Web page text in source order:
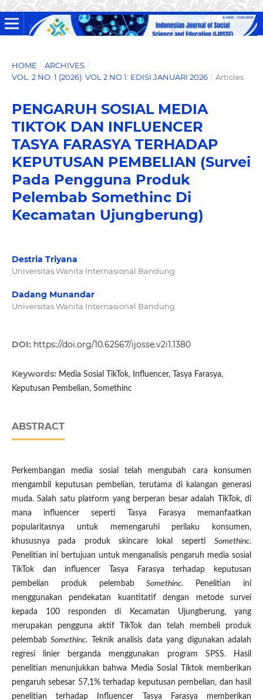
HOME / ARCHIVES /
VOL. 2 NO. 1 (2026): VOL 2 NO 1: EDISI JANUARI 2026 / Articles
PENGARUH SOSIAL MEDIA
TIKTOK DAN INFLUENCER
TASYA FARASYA TERHADAP
KEPUTUSAN PEMBELIAN (Survei
Pada Pengguna Produk
Pelembab Somethinc Di
Kecamatan Ujungberung)
Destria Triyana
Universitas Wanita Internasional Bandung
Dadang Munandar
Universitas Wanita Internasional Bandung
DOI: https://doi.org/10.62567/ijosse.v2i1.1380
Keywords: Media Sosial TikTok, Influencer, Tasya Farasya,
Keputusan Pembelian, Somethinc
ABSTRACT
Perkembangan media sosial telah mengubah cara konsumen
mengambil keputusan pembelian, terutama di kalangan generasi
muda. Salah satu platform yang berperan besar adalah TikTok, di
mana influencer seperti Tasya Farasya memanfaatkan
popularitasnya untuk memengaruhi perilaku konsumen,
khususnya pada produk skincare lokal sepertiSomethinc.
Penelitian ini bertujuan untuk menganalisis pengaruh media sosial
TikTok dan influencer Tasya Farasya terhadap keputusan
pembelian produk pelembabSomethinc. Penelitian ini
menggunakan pendekatan kuantitatif dengan metode survei
kepada 100 responden di Kecamatan Ujungberung, yang
merupakan pengguna aktif TikTok dan telah membeli produk
pelembabSomethinc. Teknik analisis data yang digunakan adalah
regresi linier berganda menggunakan program SPSS. Hasil
penelitian menunjukkan bahwa Media Sosial Tiktok memberikan
pengaruh sebesar 57,1% terhadap keputusan pembelian, dan hasil
penelitian terhadap Influencer Tasya Farasya memberikan